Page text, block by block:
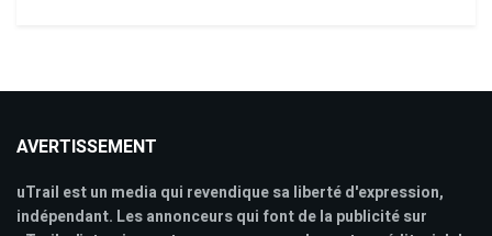
AVERTISSEMENT
uTrail est un media qui revendique sa liberté d'expression,
indépendant. Les annonceurs qui font de la publicité sur